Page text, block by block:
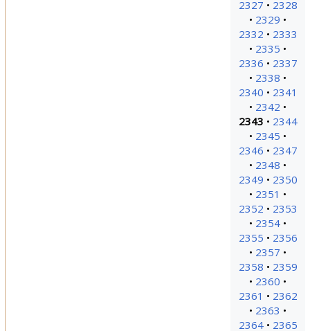
2327
2328
2329
2332
2333
2335
2336
2337
2338
2340
2341
2342
2343
2344
2345
2346
2347
2348
2349
2350
2351
2352
2353
2354
2355
2356
2357
2358
2359
2360
2361
2362
2363
2364
2365